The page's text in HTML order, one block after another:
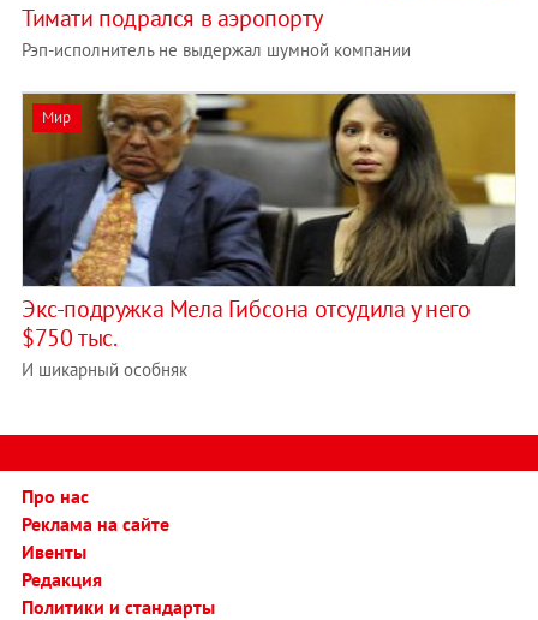
Тимати подрался в аэропорту
Рэп-исполнитель не выдержал шумной компании
Мир
Экс-подружка Мела Гибсона отсудила у него
$750 тыс.
И шикарный особняк
Про нас
Реклама на сайте
Ивенты
Редакция
Политики и стандарты